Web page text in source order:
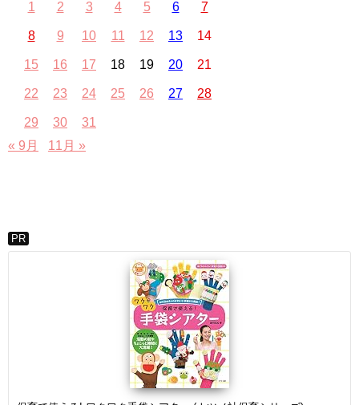
1
2 3 4 5 6 7
8 9 10 11 12 13 14
15 16 17 18 19 20 21
22 23 24 25 26 27 28
29 30
31
« 9月
11月 »
PR